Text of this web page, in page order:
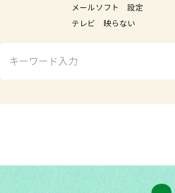
メールソフト 設定
テレビ 映らない